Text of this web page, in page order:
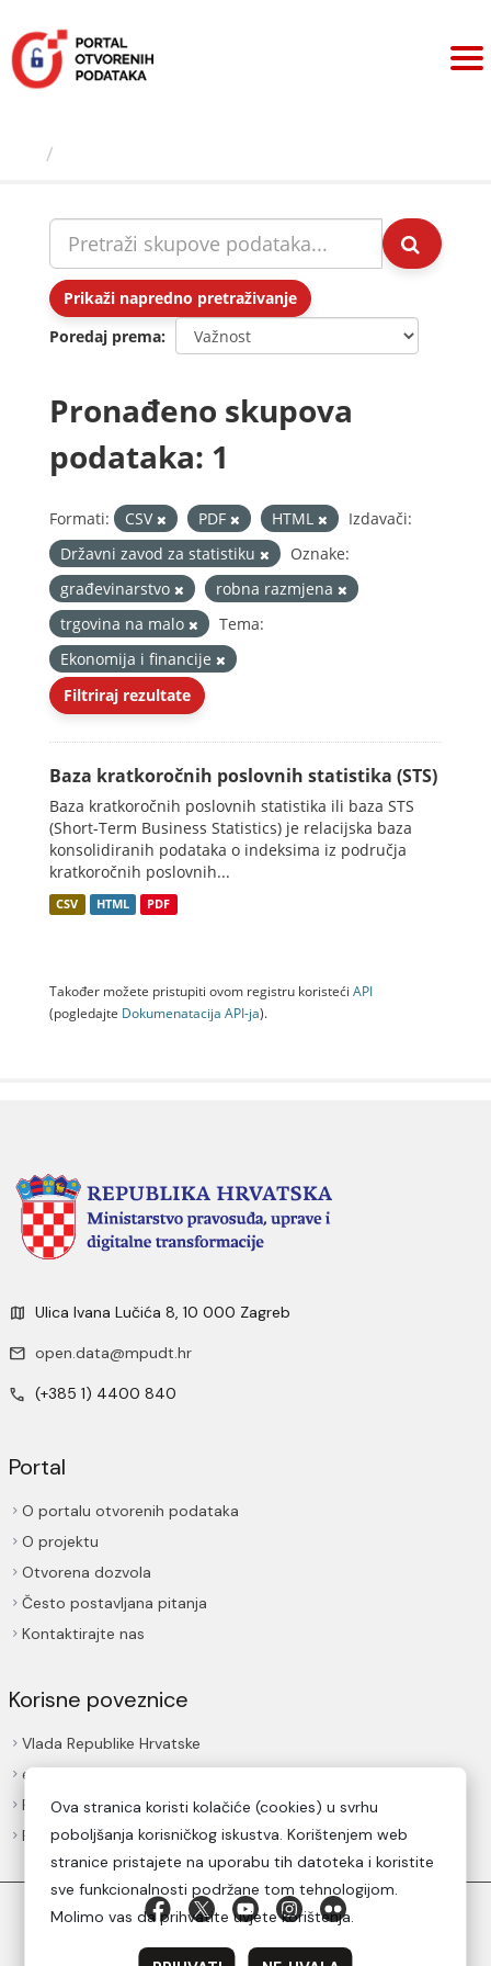
sadržaj
Prikaži napredno pretraživanje
Poredaj prema
Pronađeno skupova
podataka: 1
Formati: CSV PDF HTML
Izdavači:
Državni zavod za statistiku
Oznake:
građevinarstvo
robna razmjena
trgovina na malo
Tema:
Ekonomija i financije
Filtriraj rezultate
Baza kratkoročnih poslovnih statistika (STS)
Baza kratkoročnih poslovnih statistika ili baza STS
(Short-Term Business Statistics) je relacijska baza
konsolidiranih podataka o indeksima iz područja
kratkoročnih poslovnih...
CSV HTML PDF
Također možete pristupiti ovom registru koristeći API
(pogledajte Dokumenаtаcijа API-jа).